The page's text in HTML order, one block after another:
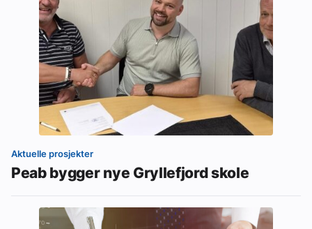
Aktuelle prosjekter
Peab bygger nye Gryllefjord skole